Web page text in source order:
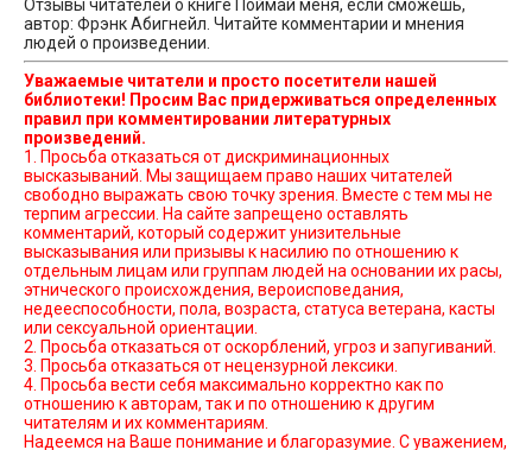
Отзывы читателей о книге Поймай меня, если сможешь,
автор: Фрэнк Абигнейл. Читайте комментарии и мнения
людей о произведении.
Уважаемые читатели и просто посетители нашей
библиотеки! Просим Вас придерживаться определенных
правил при комментировании литературных
произведений.
1. Просьба отказаться от дискриминационных
высказываний. Мы защищаем право наших читателей
свободно выражать свою точку зрения. Вместе с тем мы не
терпим агрессии. На сайте запрещено оставлять
комментарий, который содержит унизительные
высказывания или призывы к насилию по отношению к
отдельным лицам или группам людей на основании их расы,
этнического происхождения, вероисповедания,
недееспособности, пола, возраста, статуса ветерана, касты
или сексуальной ориентации.
2. Просьба отказаться от оскорблений, угроз и запугиваний.
3. Просьба отказаться от нецензурной лексики.
4. Просьба вести себя максимально корректно как по
отношению к авторам, так и по отношению к другим
читателям и их комментариям.
Надеемся на Ваше понимание и благоразумие. С уважением,